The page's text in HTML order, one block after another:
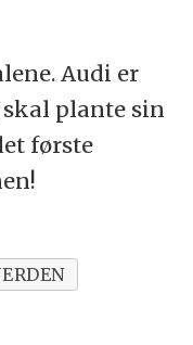
Audi er
plante sin
første